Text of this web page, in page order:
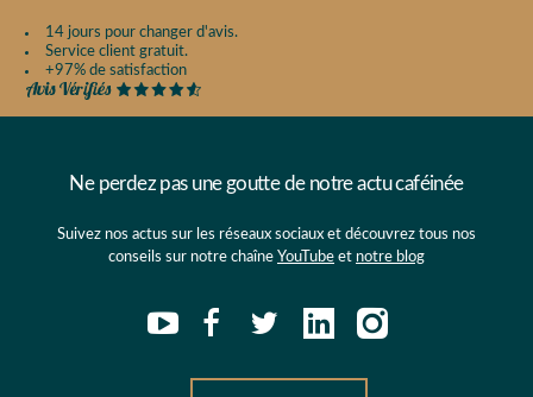
14 jours pour changer d'avis.
Service client gratuit.
+97% de satisfaction
Ne perdez pas une goutte de notre actu caféinée
Suivez nos actus sur les réseaux sociaux et découvrez tous nos
conseils sur notre chaîne YouTube et notre blog